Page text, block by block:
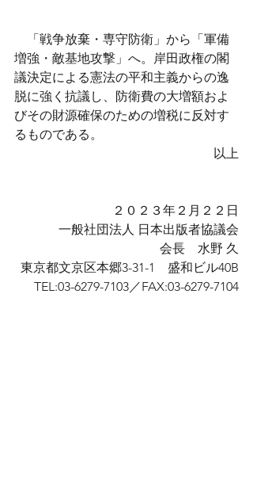
「戦争放棄・専守防衛」から「軍備
増強・敵基地攻撃」へ。岸田政権の閣
議決定による憲法の平和主義からの逸
脱に強く抗議し、防衛費の大増額およ
びその財源確保のための増税に反対す
るものである。
以上
２０２３年２月２２日
一般社団法人 日本出版者協議会
会長　水野 久
東京都文京区本郷3-31-1　盛和ビル40B
TEL:03-6279-7103／FAX:03-6279-7104